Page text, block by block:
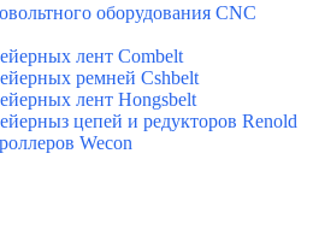
оборудования CNC
лент Combelt
ремней Cshbelt
лент Hongsbelt
цепей и редукторов Renold
Wecon